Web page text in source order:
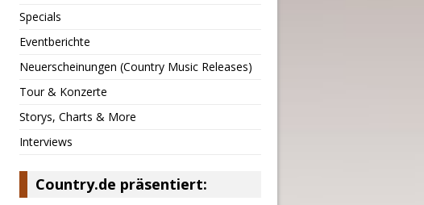
Specials
Eventberichte
Neuerscheinungen (Country Music Releases)
Tour & Konzerte
Storys, Charts & More
Interviews
Country.de präsentiert: